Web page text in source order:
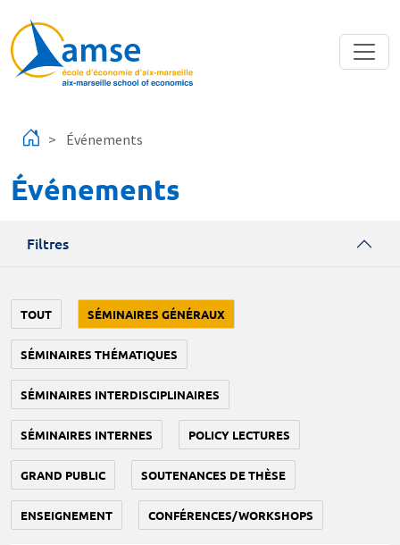
Événements
Événements
Filtres
TOUT SÉMINAIRES GÉNÉRAUX
SÉMINAIRES THÉMATIQUES
SÉMINAIRES INTERDISCIPLINAIRES
SÉMINAIRES INTERNES POLICY LECTURES
GRAND PUBLIC SOUTENANCES DE THÈSE
ENSEIGNEMENT CONFÉRENCES/WORKSHOPS